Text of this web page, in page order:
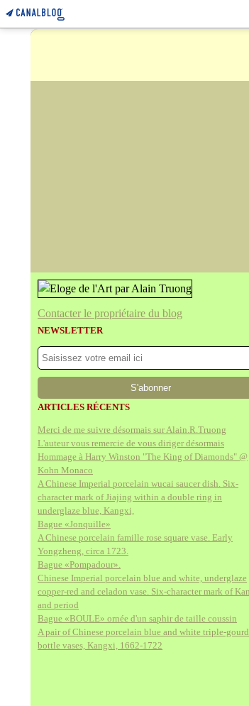
Contacter le propriétaire du blog
NEWSLETTER
ARTICLES RÉCENTS
Merci de me suivre désormais sur Alain.R.Truong
L'auteur vous remercie de vous diriger désormais
Hommage à Harry Winston "The King of Diamonds" @
Kohn Monaco
A Chinese Imperial porcelain wucai saucer dish. Six-
character mark of Jiajing within a double ring in
underglaze blue, Kangxi,
Bague «Jonquille»
A Chinese porcelain famille rose square vase. Early
Yongzheng, circa 1723.
Bague «Pompadour».
Chinese Imperial porcelain blue and white, underglaze
copper-red and celadon vase. Six-character mark of
and period
Bague «BOULE» ornée d'un saphir de taille coussin
A pair of Chinese porcelain blue and white triple-gourd
bottle vases, Kangxi, 1662-1722